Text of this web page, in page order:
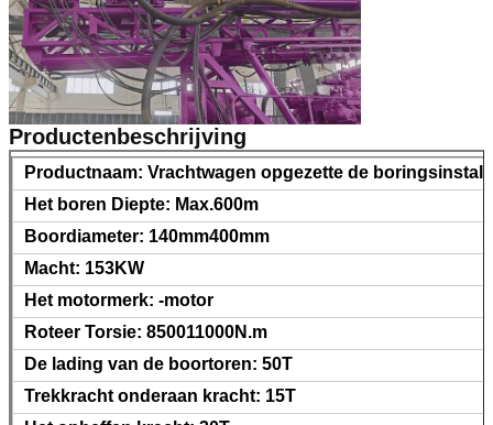
We bellen je snel terug!
Productenbeschrijving
Productnaam: Vrachtwagen opgezette de
Het boren Diepte: Max.600m
Boordiameter: 140mm400mm
Macht: 153KW
Het motormerk: -motor
Roteer Torsie: 850011000N.m
De lading van de boortoren: 50T
Trekkracht onderaan kracht: 15T